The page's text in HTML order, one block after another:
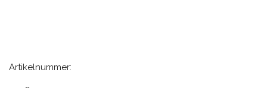
Artikelnummer: